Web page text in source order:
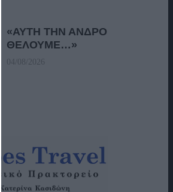
«ΑΥΤΗ ΤΗΝ ΑΝΔΡΟ
ΘΕΛΟΥΜΕ…»
04/08/2026